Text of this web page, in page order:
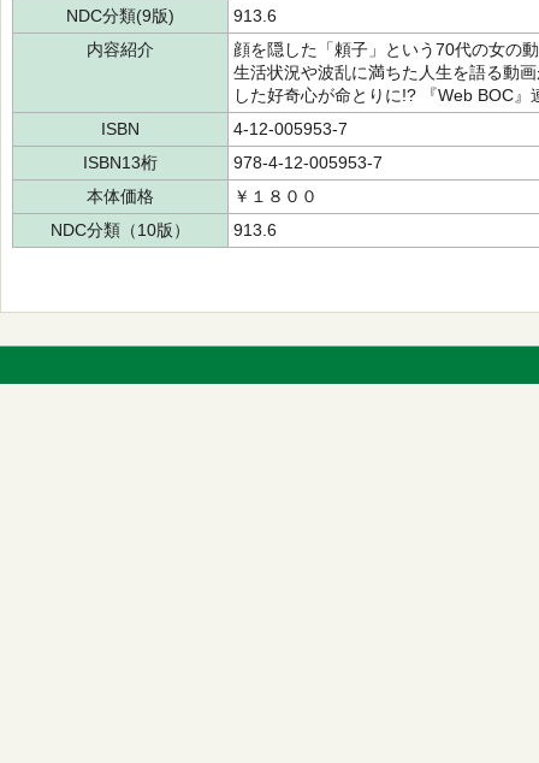
NDC分類(9版)
913.6
内容紹介
顔を隠した「頼子」という70代の女の
生活状況や波乱に満ちた人生を語る動
した好奇心が命とりに!? 『Web BOC』
ISBN
4-12-005953-7
ISBN13桁
978-4-12-005953-7
本体価格
￥１８００
NDC分類（10版）
913.6